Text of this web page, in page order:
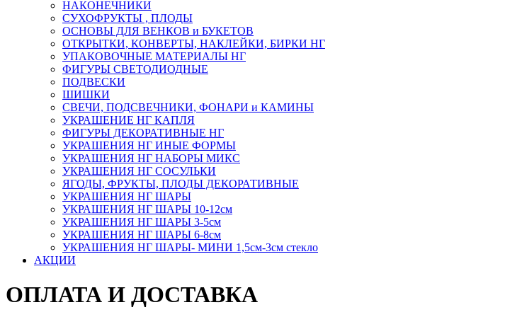
НАКОНЕЧНИКИ
СУХОФРУКТЫ , ПЛОДЫ
ОСНОВЫ ДЛЯ ВЕНКОВ и БУКЕТОВ
ОТКРЫТКИ, КОНВЕРТЫ, НАКЛЕЙКИ, БИРКИ НГ
УПАКОВОЧНЫЕ МАТЕРИАЛЫ НГ
ФИГУРЫ СВЕТОДИОДНЫЕ
ПОДВЕСКИ
ШИШКИ
СВЕЧИ, ПОДСВЕЧНИКИ, ФОНАРИ и КАМИНЫ
УКРАШЕНИЕ НГ КАПЛЯ
ФИГУРЫ ДЕКОРАТИВНЫЕ НГ
УКРАШЕНИЯ НГ ИНЫЕ ФОРМЫ
УКРАШЕНИЯ НГ НАБОРЫ МИКС
УКРАШЕНИЯ НГ СОСУЛЬКИ
ЯГОДЫ, ФРУКТЫ, ПЛОДЫ ДЕКОРАТИВНЫЕ
УКРАШЕНИЯ НГ ШАРЫ
УКРАШЕНИЯ НГ ШАРЫ 10-12см
УКРАШЕНИЯ НГ ШАРЫ 3-5см
УКРАШЕНИЯ НГ ШАРЫ 6-8см
УКРАШЕНИЯ НГ ШАРЫ- МИНИ 1,5см-3см стекло
АКЦИИ
ОПЛАТА И ДОСТАВКА